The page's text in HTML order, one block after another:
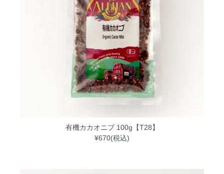
有機カカオニブ 100g【T28】
¥670(税込)